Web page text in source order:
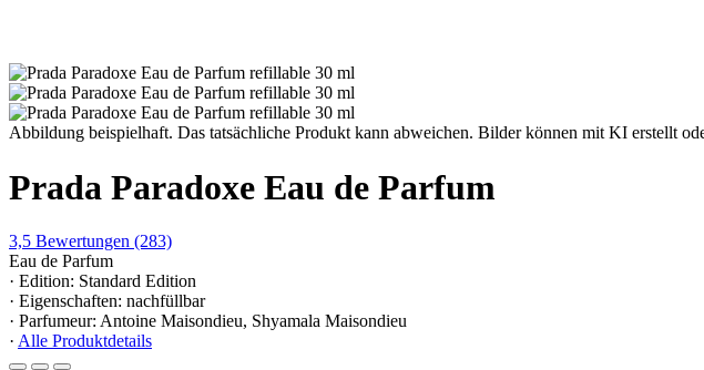
Abbildung beispielhaft. Das tatsächliche Produkt kann abweichen. Bilder können mit KI erstellt
Prada Paradoxe Eau de Parfum
3,5 Bewertungen (283)
Eau de Parfum
· Edition: Standard Edition
· Eigenschaften: nachfüllbar
· Parfumeur: Antoine Maisondieu, Shyamala Maisondieu
· Alle Produktdetails